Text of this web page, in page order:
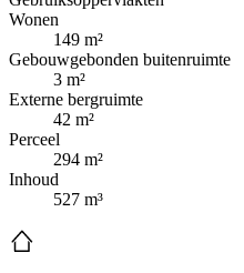
Wonen
149 m²
Gebouwgebonden buitenruimte
3 m²
Externe bergruimte
42 m²
Perceel
294 m²
Inhoud
527 m³